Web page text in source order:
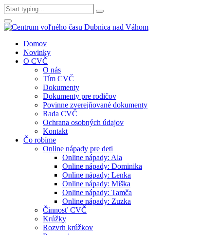
Domov
Novinky
O CVČ
O nás
Tím CVČ
Dokumenty
Dokumenty pre rodičov
Povinne zverejňované dokumenty
Rada CVČ
Ochrana osobných údajov
Kontakt
Čo robíme
Online nápady pre deti
Online nápady: Ala
Online nápady: Dominika
Online nápady: Lenka
Online nápady: Miška
Online nápady: Tamča
Online nápady: Zuzka
Činnosť CVČ
Krúžky
Rozvrh krúžkov